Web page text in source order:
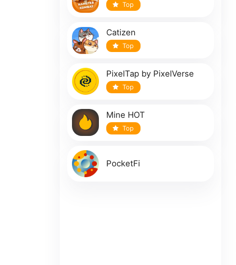
Top
Catizen
Top
PixelTap by PixelVerse
Top
Mine HOT
Top
PocketFi